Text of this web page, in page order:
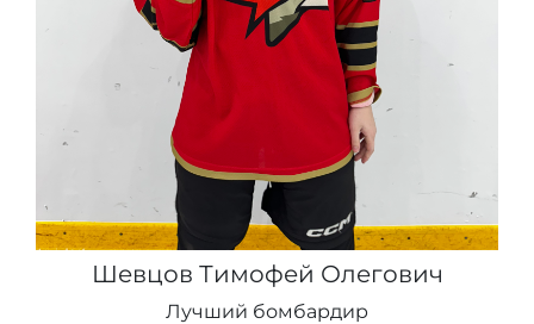
Шевцов Тимофей Олегович
Лучший бомбардир